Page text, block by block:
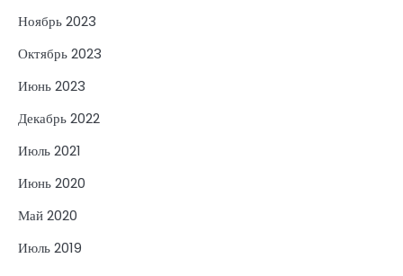
Ноябрь 2023
Октябрь 2023
Июнь 2023
Декабрь 2022
Июль 2021
Июнь 2020
Май 2020
Июль 2019